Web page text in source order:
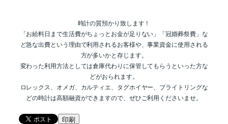
時計の質預かり致します！
「お給料日まで生活費がちょっとお金が足りない」「冠婚葬祭費」な
ど急な出費という理由で利用されるお客様や、事業資金に使用される
方が多いかと存じます。
変わった利用方法としては倉庫代わりに保管してもらうといった方な
どがおられます。
ロレックス、オメガ、カルティエ、タグホイヤー、ブライトリングな
どの時計は高額融資ができますので、ぜひご利用くださいませ。
印刷